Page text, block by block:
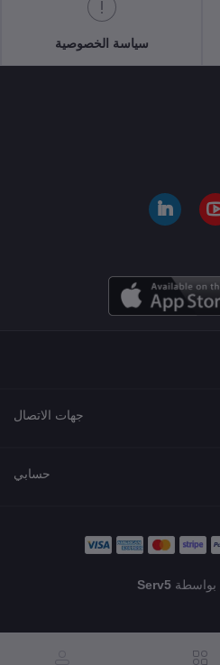
سياسة الخصوصية
جهات الاتصال
حسابي
بواسطة Serv5